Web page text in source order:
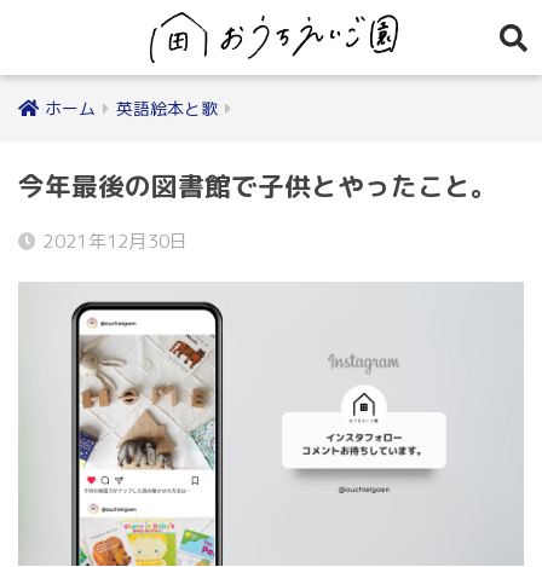
ホーム 英語絵本と歌
今年最後の図書館で子供とやったこと。
2021年12月30日